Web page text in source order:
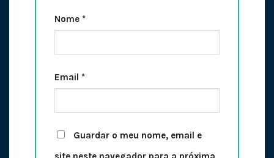
Nome *
Email *
Guardar o meu nome, email e